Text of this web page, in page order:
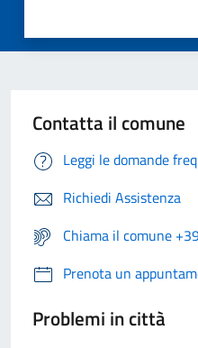
Contatta il comune
Leggi le domande
Richiedi Assistenza
Chiama il comune
Prenota un
Problemi in città